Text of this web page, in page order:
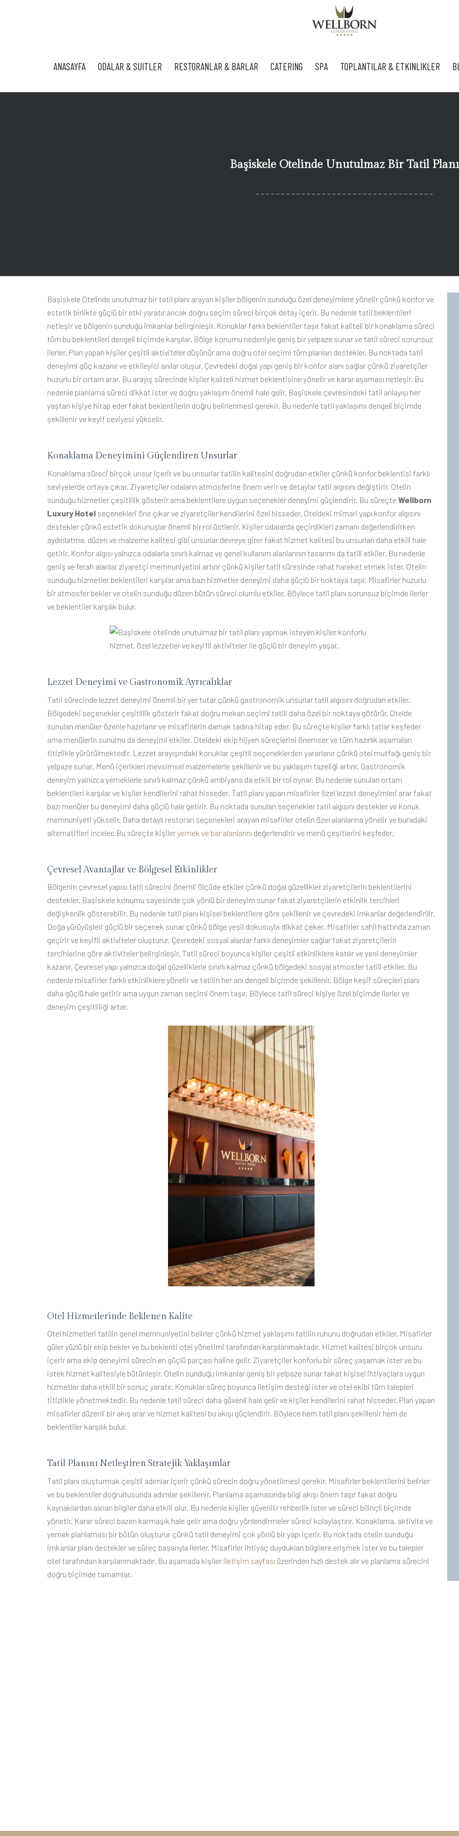
ANASAYFA ODALAR & SUITLER RESTORANLAR & BARLAR CATERING SPA TOPLANTILAR & ETKINLIKLER
Başiskele Otelinde Unutulmaz Bir Tatil Planı
Başiskele Otelinde unutulmaz bir tatil planı arayan kişiler bölgenin sunduğu özel deneyimlere yönelir çünkü konfor ve
estetik birlikte güçlü bir etki yaratır ancak doğru seçim süreci birçok detay içerir. Bu nedenle tatil beklentileri
netleşir ve bölgenin sunduğu imkanlar belirginleşir. Konuklar farklı beklentiler taşır fakat kaliteli bir konaklama süreci
tüm bu beklentileri dengeli biçimde karşılar. Bölge konumu nedeniyle geniş bir yelpaze sunar ve tatil süreci sorunsuz
ilerler. Plan yapan kişiler çeşitli aktiviteler düşünür ama doğru otel seçimi tüm planları destekler. Bu noktada tatil
deneyimi güç kazanır ve etkileyici anılar oluşur. Çevredeki doğal yapı geniş bir konfor alanı sağlar çünkü ziyaretçiler
huzurlu bir ortam arar. Bu arayış sürecinde kişiler kaliteli hizmet beklentisine yönelir ve karar aşaması netleşir. Bu
nedenle planlama süreci dikkat ister ve doğru yaklaşım önemli hale gelir. Başiskele çevresindeki tatil anlayışı her
yaştan kişiye hitap eder fakat beklentilerin doğru belirlenmesi gerekir. Bu nedenle tatil yaklaşımı dengeli biçimde
şekillenir ve keyif seviyesi yükselir.
Konaklama Deneyimini Güçlendiren Unsurlar
Konaklama süreci birçok unsur içerir ve bu unsurlar tatilin kalitesini doğrudan etkiler çünkü konfor beklentisi farklı
seviyelerde ortaya çıkar. Ziyaretçiler odaların atmosferine önem verir ve detaylar tatil algısını değiştirir. Otelin
sunduğu hizmetler çeşitlilik gösterir ama beklentilere uygun seçenekler deneyimi güçlendirir. Bu süreçte Wellborn
Luxury Hotel seçenekleri öne çıkar ve ziyaretçiler kendilerini özel hisseder. Oteldeki mimari yapı konfor algısını
destekler çünkü estetik dokunuşlar önemli bir rol üstlenir. Kişiler odalarda geçirdikleri zamanı değerlendirirken
aydınlatma, düzen ve malzeme kalitesi gibi unsurlar devreye girer fakat hizmet kalitesi bu unsurları daha etkili hale
getirir. Konfor algısı yalnızca odalarla sınırlı kalmaz ve genel kullanım alanlarının tasarımı da tatili etkiler. Bu nedenle
geniş ve ferah alanlar ziyaretçi memnuniyetini artırır çünkü kişiler tatil süresinde rahat hareket etmek ister. Otelin
sunduğu hizmetler beklentileri karşılar ama bazı hizmetler deneyimi daha güçlü bir noktaya taşır. Misafirler huzurlu
bir atmosfer bekler ve otelin sunduğu düzen bütün süreci olumlu etkiler. Böylece tatil planı sorunsuz biçimde ilerler
ve beklentiler karşılık bulur.
Lezzet Deneyimi ve Gastronomik Ayrıcalıklar
Tatil sürecinde lezzet deneyimi önemli bir yer tutar çünkü gastronomik unsurlar tatil algısını doğrudan etkiler.
Bölgedeki seçenekler çeşitlilik gösterir fakat doğru mekan seçimi tatili daha özel bir noktaya götürür. Otelde
sunulan menüler özenle hazırlanır ve misafirlerin damak tadına hitap eder. Bu süreçte kişiler farklı tatlar keşfeder
ama menülerin sunumu da deneyimi etkiler. Oteldeki ekip hijyen süreçlerini önemser ve tüm hazırlık aşamaları
titizlikle yürütülmektedir. Lezzet arayışındaki konuklar çeşitli seçeneklerden yararlanır çünkü otel mutfağı geniş bir
yelpaze sunar. Menü içerikleri mevsimsel malzemelerle şekillenir ve bu yaklaşım tazeliği artırır. Gastronomik
deneyim yalnızca yemeklerle sınırlı kalmaz çünkü ambiyans da etkili bir rol oynar. Bu nedenle sunulan ortam
beklentileri karşılar ve kişiler kendilerini rahat hisseder. Tatil planı yapan misafirler özel lezzet deneyimleri arar fakat
bazı menüler bu deneyimi daha güçlü hale getirir. Bu noktada sunulan seçenekler tatil algısını destekler ve konuk
memnuniyeti yükselir. Daha detaylı restoran seçenekleri arayan misafirler otelin özel alanlarına yönelir ve buradaki
alternatifleri inceler. Bu süreçte kişileryemek ve bar alanlarını değerlendirir ve menü çeşitlerini keşfeder.
Çevresel Avantajlar ve Bölgesel Etkinlikler
Bölgenin çevresel yapısı tatil sürecini önemli ölçüde etkiler çünkü doğal güzellikler ziyaretçilerin beklentilerini
destekler. Başiskele konumu sayesinde çok yönlü bir deneyim sunar fakat ziyaretçilerin etkinlik tercihleri
değişkenlik gösterebilir. Bu nedenle tatil planı kişisel beklentilere göre şekillenir ve çevredeki imkanlar değerlendirilir.
Doğa yürüyüşleri güçlü bir seçenek sunar çünkü bölge yeşil dokusuyla dikkat çeker. Misafirler sahil hattında zaman
geçirir ve keyifli aktiviteler oluşturur. Çevredeki sosyal alanlar farklı deneyimler sağlar fakat ziyaretçilerin
tercihlerine göre aktiviteler belirginleşir. Tatil süreci boyunca kişiler çeşitli etkinliklere katılır ve yeni deneyimler
kazanır. Çevresel yapı yalnızca doğal güzelliklerle sınırlı kalmaz çünkü bölgedeki sosyal atmosfer tatili etkiler. Bu
nedenle misafirler farklı etkinliklere yönelir ve tatilin her anı dengeli biçimde şekillenir. Bölge keşif süreçleri planı
daha güçlü hale getirir ama uygun zaman seçimi önem taşır. Böylece tatil süreci kişiye özel biçimde ilerler ve
deneyim çeşitliliği artar.
Otel Hizmetlerinde Beklenen Kalite
Otel hizmetleri tatilin genel memnuniyetini belirler çünkü hizmet yaklaşımı tatilin ruhunu doğrudan etkiler. Misafirler
güler yüzlü bir ekip bekler ve bu beklenti otel yönetimi tarafından karşılanmaktadır. Hizmet kalitesi birçok unsuru
içerir ama ekip deneyimi sürecin en güçlü parçası haline gelir. Ziyaretçiler konforlu bir süreç yaşamak ister ve bu
istek hizmet kalitesiyle bütünleşir. Otelin sunduğu imkanlar geniş bir yelpaze sunar fakat kişisel ihtiyaçlara uygun
hizmetler daha etkili bir sonuç yaratır. Konuklar süreç boyunca iletişim desteği ister ve otel ekibi tüm talepleri
titizlikle yönetmektedir. Bu nedenle tatil süreci daha güvenli hale gelir ve kişiler kendilerini rahat hisseder. Plan yapan
misafirler düzenli bir akış arar ve hizmet kalitesi bu akışı güçlendirir. Böylece hem tatil planı şekillenir hem de
beklentiler karşılık bulur.
Tatil Planını Netleştiren Stratejik Yaklaşımlar
Tatil planı oluşturmak çeşitli adımlar içerir çünkü sürecin doğru yönetilmesi gerekir. Misafirler beklentilerini belirler
ve bu beklentiler doğrultusunda adımlar şekillenir. Planlama aşamasında bilgi akışı önem taşır fakat doğru
kaynaklardan alınan bilgiler daha etkili olur. Bu nedenle kişiler güvenilir rehberlik ister ve süreci bilinçli biçimde
yönetir. Karar süreci bazen karmaşık hale gelir ama doğru yönlendirmeler süreci kolaylaştırır. Konaklama, aktivite ve
yemek planlaması bir bütün oluşturur çünkü tatil deneyimi çok yönlü bir yapı içerir. Bu noktada otelin sunduğu
imkanlar planı destekler ve süreç başarıyla ilerler. Misafirler ihtiyaç duydukları bilgilere erişmek ister ve bu talepler
otel tarafından karşılanmaktadır. Bu aşamada kişiler iletişim sayfası üzerinden hızlı destek alır ve planlama sürecini
doğru biçimde tamamlar.